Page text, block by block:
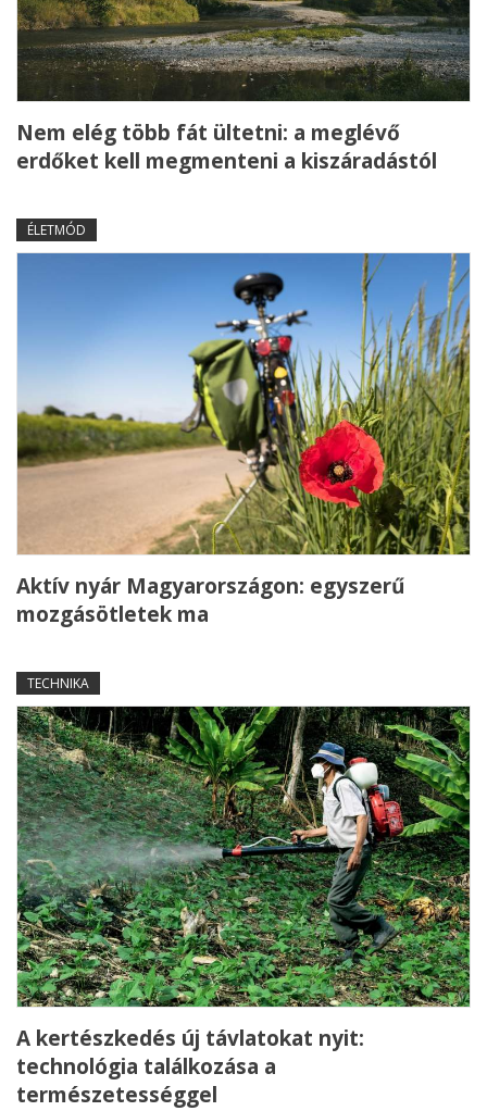
Nem elég több fát ültetni: a meglévő
erdőket kell megmenteni a kiszáradástól
ÉLETMÓD
Aktív nyár Magyarországon: egyszerű
mozgásötletek ma
TECHNIKA
A kertészkedés új távlatokat nyit:
technológia találkozása a
természetességgel